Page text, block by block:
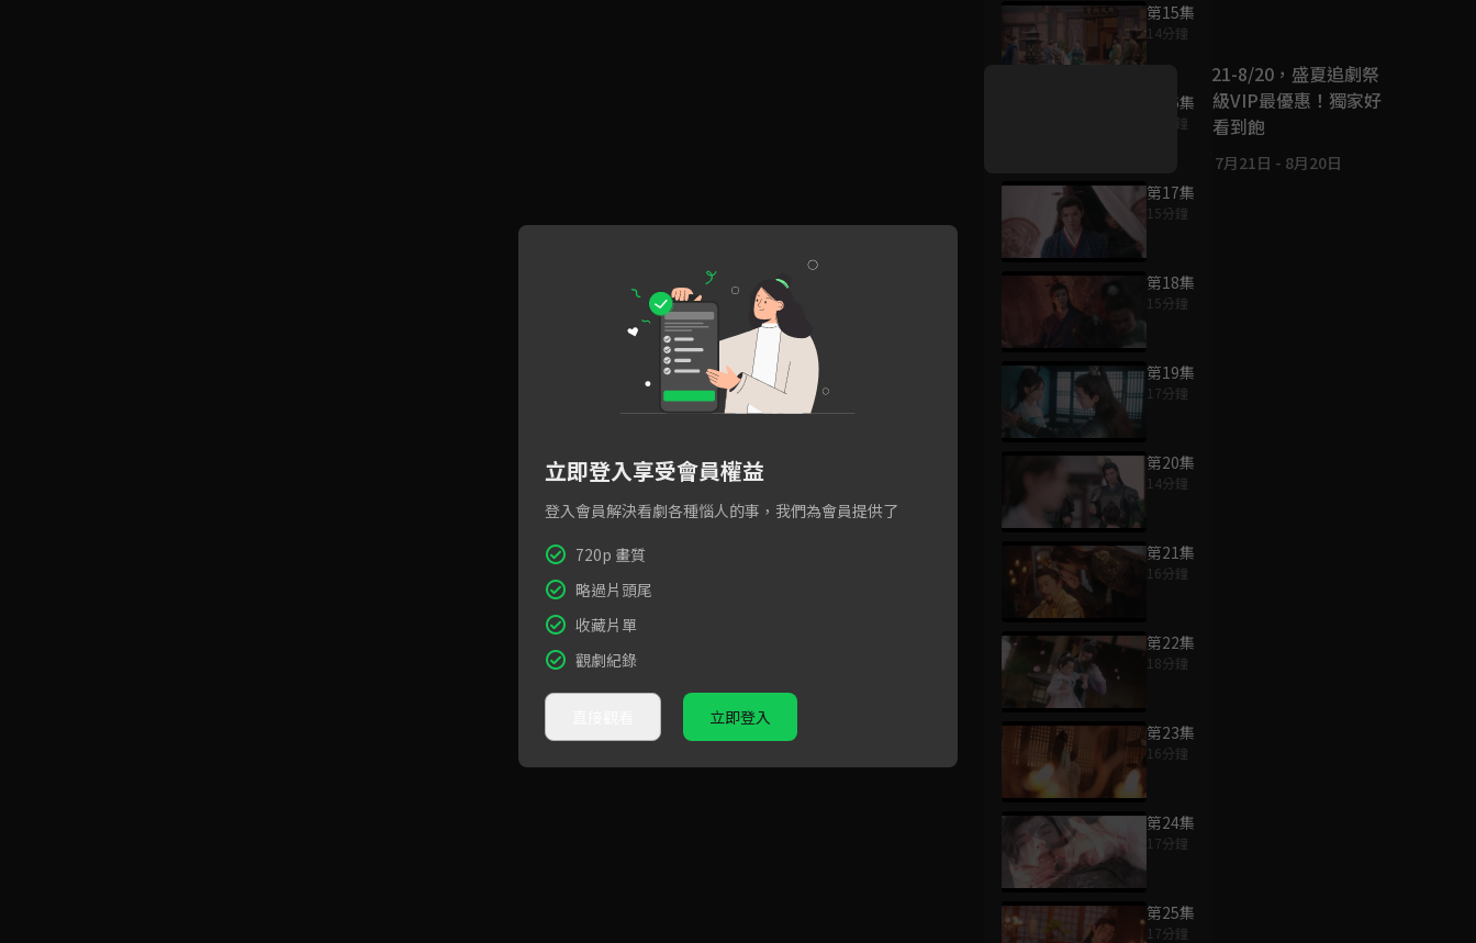
第15集
14分鐘
第16集
16分鐘
第17集
15分鐘
第18集
15分鐘
第19集
17分鐘
第20集
14分鐘
第21集
16分鐘
第22集
18分鐘
第23集
16分鐘
第24集
17分鐘
第25集
17分鐘
好康資訊
7/21-8/20，盛夏追劇祭
升級VIP最優惠！獨家好
戲看到飽
7月21日 - 8月20日
立即登入享受會員權益
登入會員解決看劇各種惱人的事，我們為會員提供了
720p 畫質
略過片頭尾
收藏片單
觀劇紀錄
立即登入